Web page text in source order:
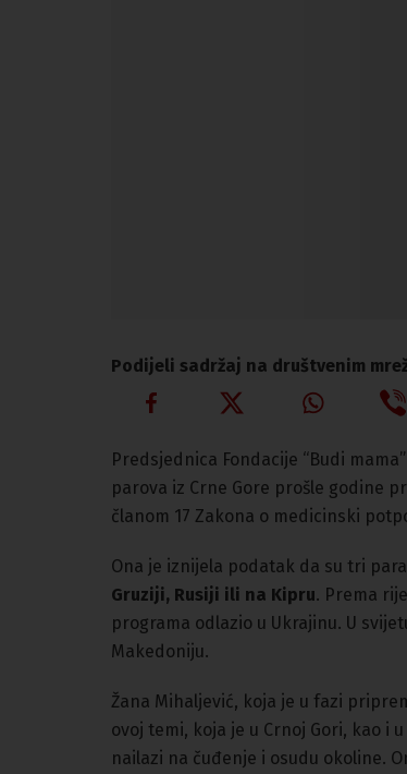
Podijeli sadržaj na društvenim
Predsjednica Fondacije “Budi
parova iz Crne Gore prošle godine
članom 17 Zakona o medicinski
Ona je iznijela podatak da su tri
Gruziji, Rusiji ili na Kipru. Prema
programa odlazio u Ukrajinu. U
Makedoniju.
Žana Mihaljević, koja je u fazi
ovoj temi, koja je u Crnoj Gori, kao i
nailazi na čuđenje i osudu okoline.